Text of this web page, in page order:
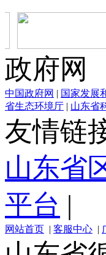
政府网
中国政府网 | 国家发展
省生态环境厅 | 山东省
友情链
山东省
平台 |
网站首页 | 客服中心 |